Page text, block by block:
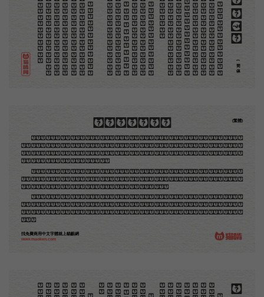
(简体)
木刻創作法·序
地不問東西，凡木刻的圖版，向來是畫管畫，刻管刻，印管印的。中國用得最早，而照例也久經衰
退；清光緒中，英人傅蘭雅氏編印《格致彙編》，插圖就已非中國刻工所能刻，精細的必需由英國運了
圖版來。那就是所謂「木口木刻」，也即「複製木刻」，和用在編給印度人讀的英文書，後來也就移給
中國人讀的英文書上的插畫，是同類的。
那時我還是一個兒童，見了這些圖，便震驚於它的精工活潑，當作寶貝看。到近幾年，才知道西洋
還有一種由畫家一手造成的版畫，也就是原畫，倘用木版，便叫作「創作木刻」，是藝術家直接的創作
品，毫不假手於刻者和印者的。現在我們所要紹介的，便是這一種。
但是至今沒有一本講說木刻的書，這才是第一本。雖然稍簡略，卻已經給了讀者一個大意。由此發
展下去，路是廣大得很。題材會豐富起來的，技藝也會精煉起來的，採取新法，加以中國舊日之所長，
還有開出一條新的路徑來的希望。那時作者各將自己的本領和心得，貢獻出來，中國的木刻界就會發生
光焰。
(繁體)
找免費商用中文字體就上貓齦網
www.maoken.com
。